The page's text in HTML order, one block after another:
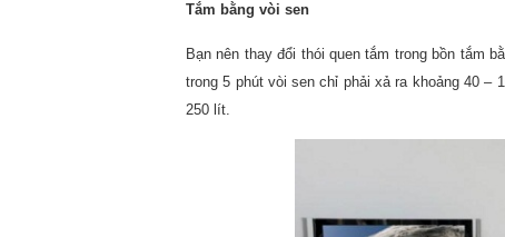
Tắm bằng vòi sen
Bạn nên thay đổi thói quen tắm trong bồn tắm
trong 5 phút vòi sen chỉ phải xả ra khoảng 40
250 lít.